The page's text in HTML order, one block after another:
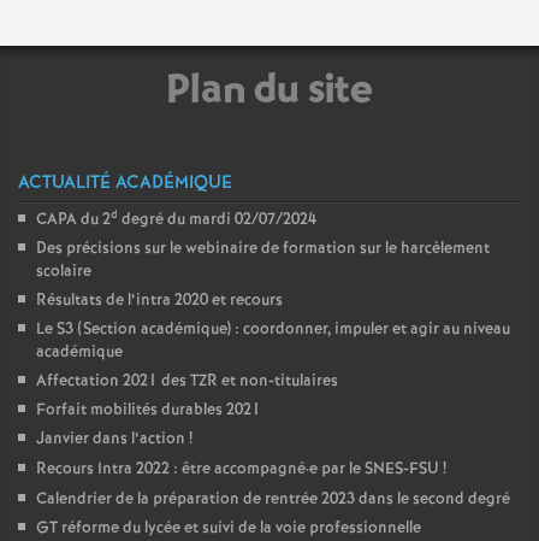
Plan du site
ACTUALITÉ ACADÉMIQUE
CAPA du 2d degré du mardi 02/07/2024
Des précisions sur le webinaire de formation sur le harcèlement
scolaire
Résultats de l’intra 2020 et recours
Le S3 (Section académique) : coordonner, impuler et agir au niveau
académique
Affectation 2021 des TZR et non-titulaires
Forfait mobilités durables 2021
Janvier dans l’action !
Recours Intra 2022 : être accompagné·e par le SNES-FSU !
Calendrier de la préparation de rentrée 2023 dans le second degré
GT réforme du lycée et suivi de la voie professionnelle